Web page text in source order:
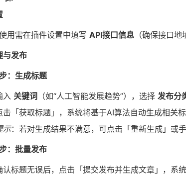
用需在插件设置中填写 API接口信息 （确保接口
与发布
：生成标题
入 关键词 （如“人工智能发展趋势”），选择 发布分
击「获取标题」，系统将基于AI算法自动生成相关标
示：若对生成结果不满意，可点击「重新生成」或手
：批量发布
认标题无误后，点击「提交发布并生成文章」，系